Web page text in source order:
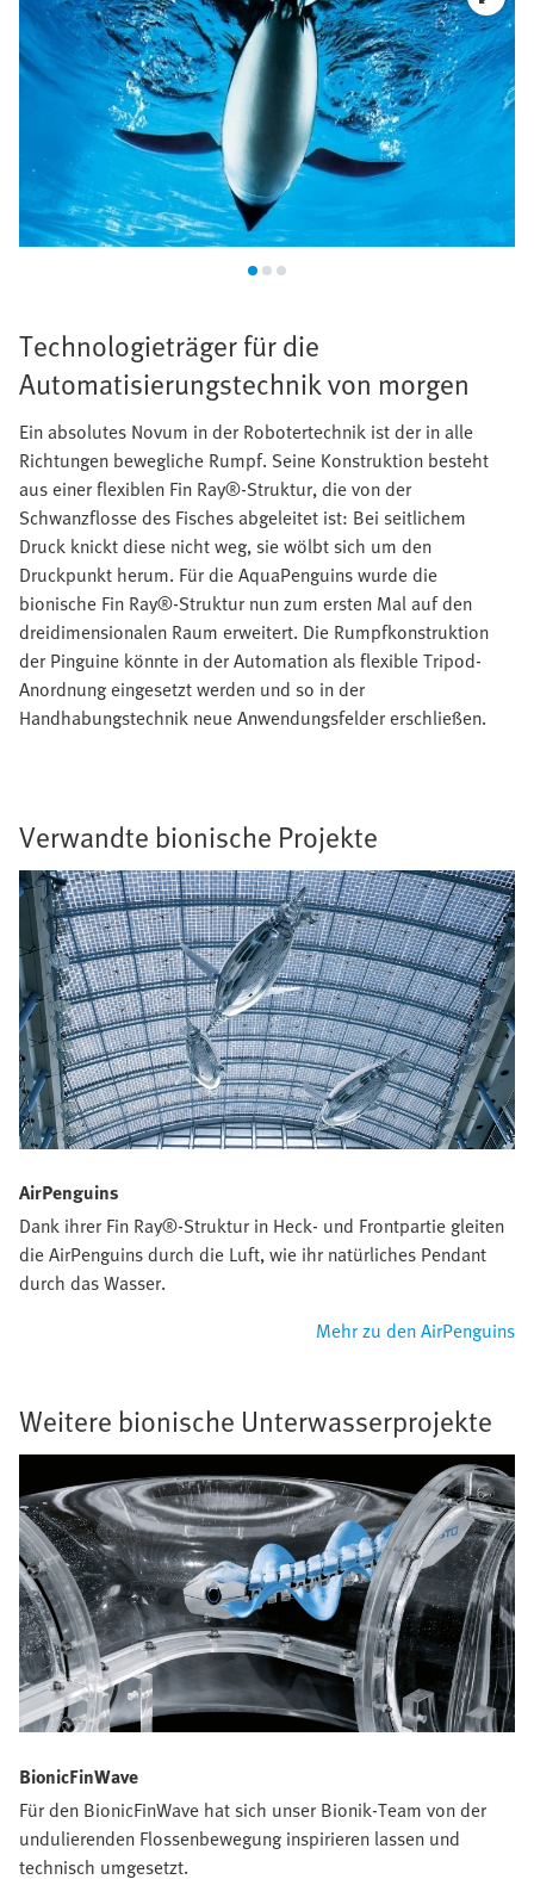
Technologieträger für die
Automatisierungstechnik von morgen
Ein absolutes Novum in der Robotertechnik ist der in alle
Richtungen bewegliche Rumpf. Seine Konstruktion besteht
aus einer flexiblen Fin Ray®-Struktur, die von der
Schwanzflosse des Fisches abgeleitet ist: Bei seitlichem
Druck knickt diese nicht weg, sie wölbt sich um den
Druckpunkt herum. Für die AquaPenguins wurde die
bionische Fin Ray®-Struktur nun zum ersten Mal auf den
dreidimensionalen Raum erweitert. Die Rumpfkonstruktion
der Pinguine könnte in der Automation als flexible Tripod-
Anordnung eingesetzt werden und so in der
Handhabungstechnik neue Anwendungsfelder erschließen.
Verwandte bionische Projekte
AirPenguins
Dank ihrer Fin Ray®-Struktur in Heck- und Frontpartie gleiten
die AirPenguins durch die Luft, wie ihr natürliches Pendant
durch das Wasser.
Mehr zu den AirPenguins
Weitere bionische Unterwasserprojekte
BionicFinWave
Für den BionicFinWave hat sich unser Bionik-Team von der
undulierenden Flossenbewegung inspirieren lassen und
technisch umgesetzt.